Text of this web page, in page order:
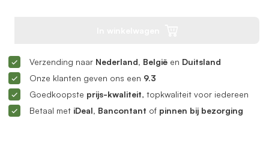
Verzending naar Nederland, België en Duitsland
Onze klanten geven ons een 9.3
Goedkoopste prijs-kwaliteit, topkwaliteit voor iedereen
Betaal met iDeal, Bancontant of pinnen bij bezorging